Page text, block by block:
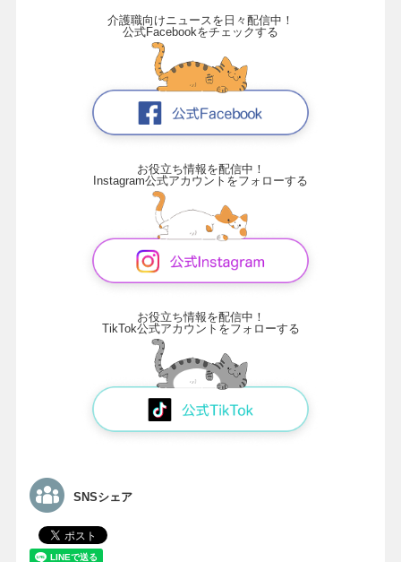
介護職向けニュースを日々配信中！
公式Facebookをチェックする
お役立ち情報を配信中！
Instagram公式アカウントをフォローする
お役立ち情報を配信中！
TikTok公式アカウントをフォローする
SNSシェア